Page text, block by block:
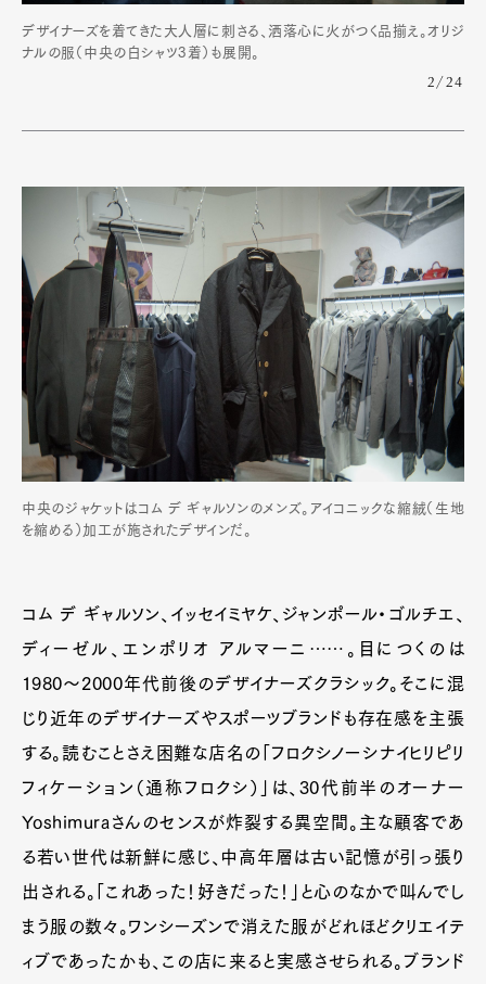
デザイナーズを着てきた大人層に刺さる、洒落心に火がつく品揃え。オリジ
ナルの服（中央の白シャツ3着）も展開。
2/24
中央のジャケットはコム デ ギャルソンのメンズ。アイコニックな縮絨（生地
を縮める）加工が施されたデザインだ。
コム デ ギャルソン、イッセイミヤケ、ジャンポール・ゴルチエ、
ディーゼル、エンポリオ アルマーニ……。目につくのは
1980〜2000年代前後のデザイナーズクラシック。そこに混
じり近年のデザイナーズやスポーツブランドも存在感を主張
する。読むことさえ困難な店名の「フロクシノーシナイヒリピリ
フィケーション（通称フロクシ）」は、30代前半のオーナー
Yoshimuraさんのセンスが炸裂する異空間。主な顧客であ
る若い世代は新鮮に感じ、中高年層は古い記憶が引っ張り
出される。「これあった！好きだった！」と心のなかで叫んでし
まう服の数々。ワンシーズンで消えた服がどれほどクリエイテ
ィブであったかも、この店に来ると実感させられる。ブランド